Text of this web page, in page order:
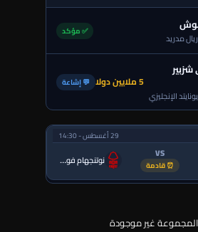
ريال مدريد
✅ مؤكد
الإنجليزي
5 ملايين دولا 💬 إشاعة
29 أغسطس - 14:30
VS
⏰ قادمة نوتنجهام فورست
غير موجودة